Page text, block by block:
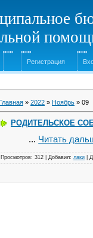
Регистрация
» 2022 » Ноябрь » 09
РОДИТЕЛЬСКОЕ
... Читать
Просмотров: 312 Добавил: лаки